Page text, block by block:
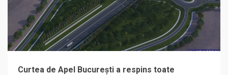
Curtea de Apel București a respins toate